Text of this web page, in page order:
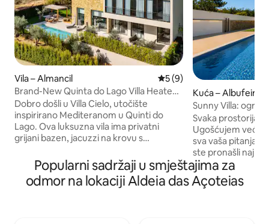
Vila – Almancil Prosječna ocjena: 5/5,
5 (9)
Brand-New Quinta do Lago Villa Heated
Pool&Jacuzzi
Dobro došli u Villa Cielo, utočište
inspirirano Mediteranom u Quinti do
Lago. Ova luksuzna vila ima privatni
grijani bazen, jacuzzi na krovu s
kuhinju. Uz četiri spavaće sobe s
privatnim kupaonicama, sobu za osoblje,
dizalo i igraonicu sa stolom za stolni
Kuća – Albufeira i
Sunny Villa:
zabava uz stolni
Svaka prostorija
Ugošćujem već 3
sva vaša pitanja
ste pronašli
Algarveu. Privatna vila od 230 m² s
velikim bazenom
hoda do plaže.
Popularni sadržaji u smještajima za
odmor na lokaciji Aldeia das Açoteias